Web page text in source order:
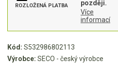
Vyvětvovací pily
AKU zahradní technika
Aku křovinořezy a vyžínače
Kód: S532986802113
Výrobce: SECO - český výrobce
ROZLOŽENÁ PLATBA
později.
Více
informací